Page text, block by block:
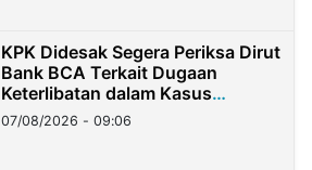
KPK Didesak Segera Periksa Dirut
Bank BCA Terkait Dugaan
Keterlibatan dalam Kasus
Hilangnya Dana Nasabah Rp2,58
Miliar
07/08/2026 - 09:06